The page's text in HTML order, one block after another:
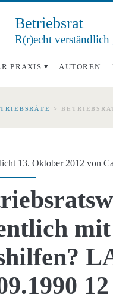
Betriebsrat
R(r)echt
PRAXIS AUTOREN
>
13. Oktober 2012 von